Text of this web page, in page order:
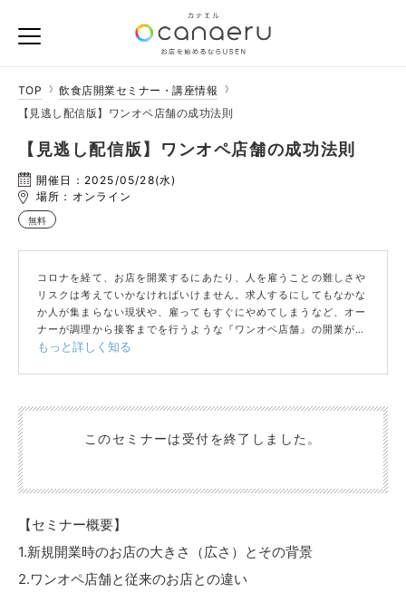
TOP
飲食店開業セミナー・講座情報
【見逃し配信版】ワンオペ店舗の成功法則
【見逃し配信版】ワンオペ店舗の成功法則
開催日：2025/05/28(水)
場所：オンライン
無料
コロナを経て、お店を開業するにあたり、人を雇うことの難しさや
リスクは考えていかなければいけません。求人するにしてもなかな
か人が集まらない現状や、雇ってもすぐにやめてしまうなど、オー
ナーが調理から接客までを行うような『ワンオペ店舗』の開業が増
えてきたように思われます。人を投下して売り上げを上げていくと
話いたします。
もっと詳しく知る
このセミナーは受付を終了しました。
【セミナー概要】
1.新規開業時のお店の大きさ（広さ）とその背景
2.ワンオペ店舗と従来のお店との違い